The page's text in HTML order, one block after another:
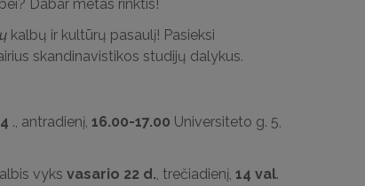
Dabar metas rinktis!
kalbų ir kultūrų pasaulį! Pasieksi
skandinavistikos studijų dalykus.
., antradienį, 16.00-17.00 Universiteto g. 5,
vyks vasario 22 d., trečiadienį, 14 val.